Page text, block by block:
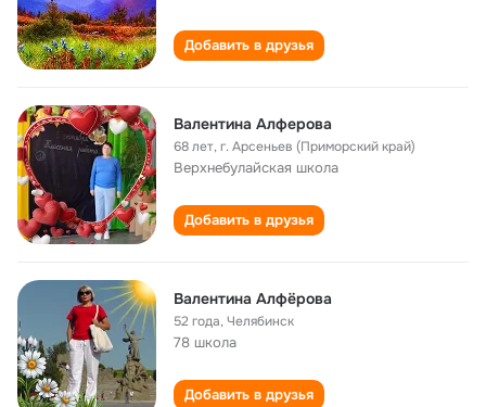
Добавить в друзья
Валентина Алферова
68 лет,г. Арсеньев (Приморский край)
Верхнебулайская школа
Добавить в друзья
Валентина Алфёрова
52 года,Челябинск
78 школа
Добавить в друзья